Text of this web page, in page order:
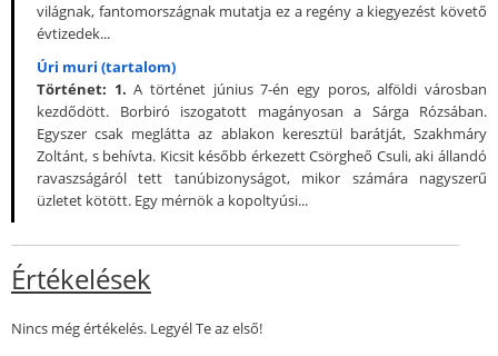
világnak, fantomországnak mutatja ez a regény a kiegyezést követő
évtizedek...
Úri muri (tartalom)
Történet: 1. A történet június 7-én egy poros, alföldi városban
kezdődött. Borbiró iszogatott magányosan a Sárga Rózsában.
Egyszer csak meglátta az ablakon keresztül barátját, Szakhmáry
Zoltánt, s behívta. Kicsit később érkezett Csörgheő Csuli, aki állandó
ravaszságáról tett tanúbizonyságot, mikor számára nagyszerű
üzletet kötött. Egy mérnök a kopoltyúsi...
Értékelések
Nincs még értékelés. Legyél Te az első!